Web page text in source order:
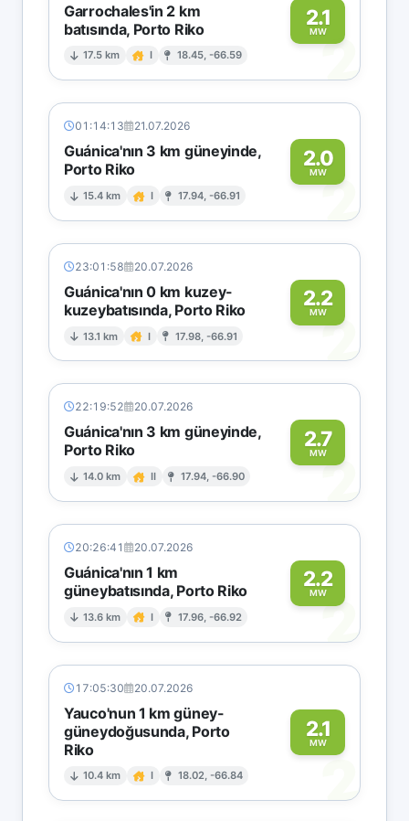
Garrochales'in 2 km
batısında, Porto Riko
17.5 km I 18.45, -66.59
2.1
MW2
01:14:13 21.07.2026
Guánica'nın 3 km güneyinde,
Porto Riko
15.4 km I 17.94, -66.91
2.0
MW2
23:01:58 20.07.2026
Guánica'nın 0 km kuzey-
kuzeybatısında, Porto Riko
13.1 km I 17.98, -66.91
2.2
MW2
22:19:52 20.07.2026
Guánica'nın 3 km güneyinde,
Porto Riko
14.0 km II 17.94, -66.90
2.7
MW2
20:26:41 20.07.2026
Guánica'nın 1 km
güneybatısında, Porto Riko
13.6 km I 17.96, -66.92
2.2
MW2
17:05:30 20.07.2026
Yauco'nun 1 km güney-
güneydoğusunda, Porto
Riko
10.4 km I 18.02, -66.84
2.1
MW
2